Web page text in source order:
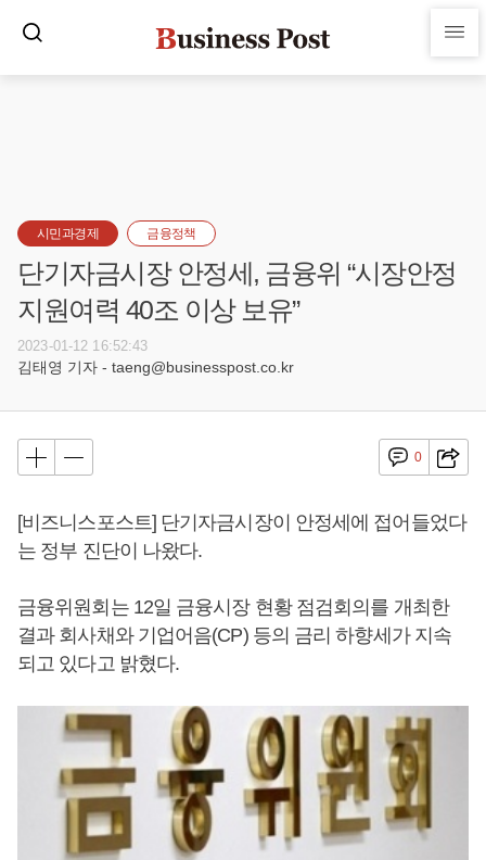
시민과경제 금융정책
단기자금시장 안정세, 금융위 “시장안정
지원여력 40조 이상 보유”
2023-01-12 16:52:43
김태영 기자 - taeng@businesspost.co.kr
0
[비즈니스포스트] 단기자금시장이 안정세에 접어들었다
는 정부 진단이 나왔다.
금융위원회는 12일 금융시장 현황 점검회의를 개최한
결과 회사채와 기업어음(CP) 등의 금리 하향세가 지속
되고 있다고 밝혔다.